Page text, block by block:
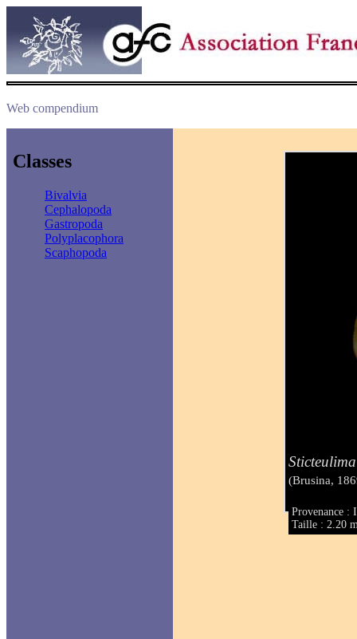
Web compendium
Classes
Bivalvia
Cephalopoda
Gastropoda
Polyplacophora
Scaphopoda
(Brusina,
Provenance :
Taille : 2.20